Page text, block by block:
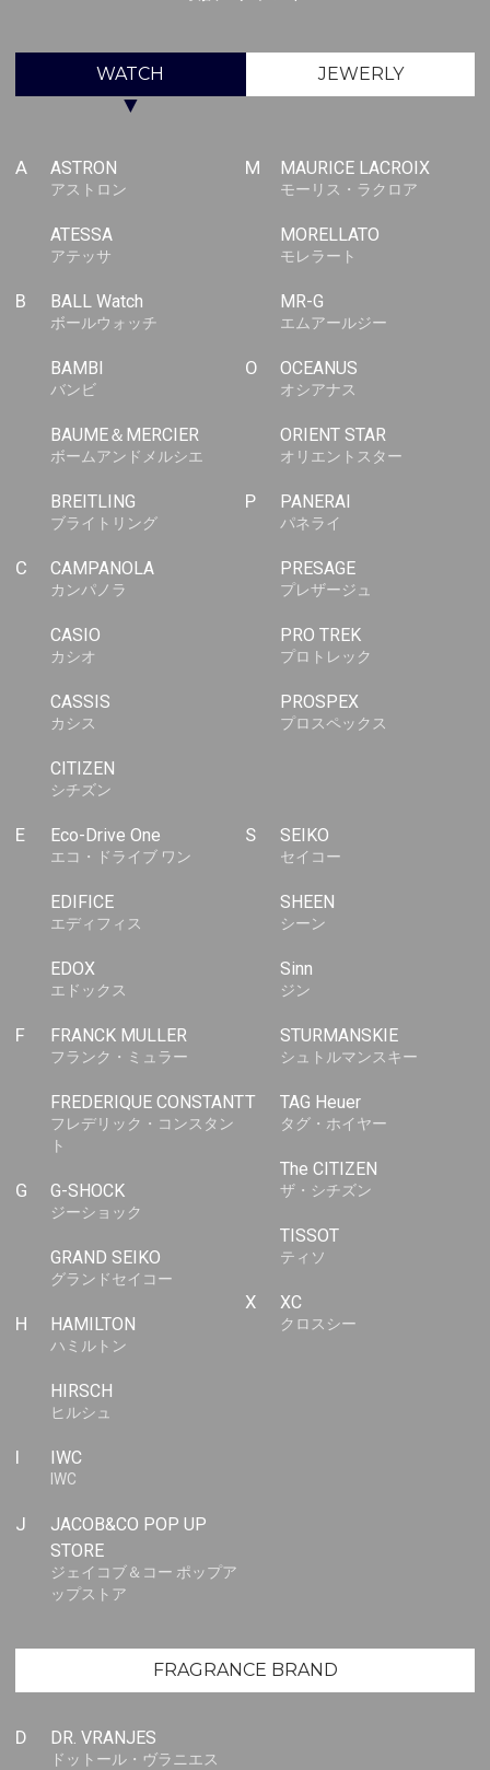
WATCH JEWERLY
▼
A ASTRON
アストロン
ATESSA
アテッサ
B BALL Watch
ボールウォッチ
BAMBI
バンビ
BAUME＆MERCIER
ボームアンドメルシエ
BREITLING
ブライトリング
C CAMPANOLA
カンパノラ
CASIO
カシオ
CASSIS
カシス
CITIZEN
シチズン
E Eco-Drive One
エコ・ドライブ ワン
EDIFICE
エディフィス
EDOX
エドックス
F FRANCK MULLER
フランク・ミュラー
FREDERIQUE CONSTANT
フレデリック・コンスタン
ト
G G-SHOCK
ジーショック
GRAND SEIKO
グランドセイコー
H HAMILTON
ハミルトン
HIRSCH
ヒルシュ
IWC
IWC
J
JACOB&CO POP UP
STORE
ジェイコブ＆コー ポップア
ップストア
M MAURICE LACROIX
モーリス・ラクロア
MORELLATO
モレラート
MR-G
エムアールジー
O OCEANUS
オシアナス
ORIENT STAR
オリエントスター
P PANERAI
パネライ
PRESAGE
プレザージュ
PRO TREK
プロトレック
PROSPEX
プロスペックス
S SEIKO
セイコー
SHEEN
シーン
Sinn
ジン
STURMANSKIE
シュトルマンスキー
T TAG Heuer
タグ・ホイヤー
The CITIZEN
ザ・シチズン
TISSOT
ティソ
X XC
クロスシー
FRAGRANCE BRAND
D DR. VRANJES
ドットール・ヴラニエス